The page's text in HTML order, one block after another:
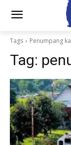
Tags Penumpang
Tag: